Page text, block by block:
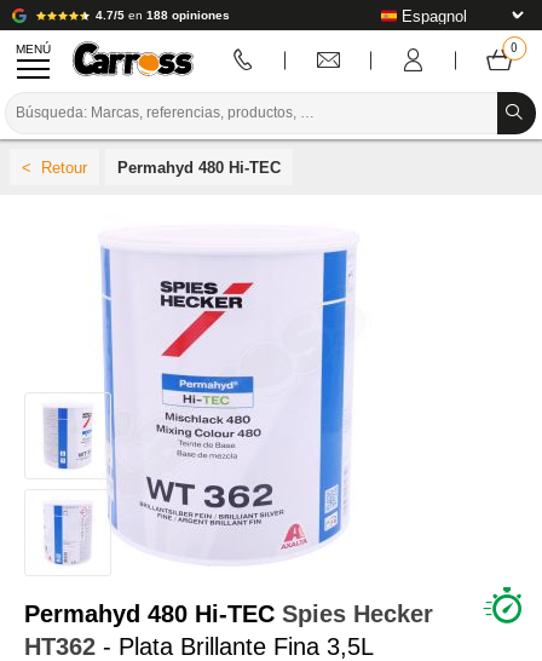
4.7/5 en 188 opiniones
MENÚ
PREPARACIÓN / PINTURA / ACABADO
CONSUMIBLES DE CARROCERÍA
HERRAMIENTAS DE CARROCERÍA
EQUIPAMIENTO PARA TALLERES DE CARROCERÍA
CÓDIGO DE COLORES
INSTALACIÓN DE LABORATORIO
TUTORIALES Y CONSEJOS
Permahyd 480 Hi-TEC
Permahyd 480 Hi-TEC Spies Hecker
HT362 - Plata Brillante Fina 3,5L